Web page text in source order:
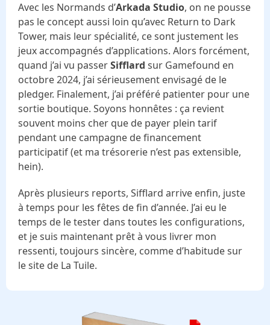
Avec les Normands d’Arkada Studio, on ne pousse
pas le concept aussi loin qu’avec Return to Dark
Tower, mais leur spécialité, ce sont justement les
jeux accompagnés d’applications. Alors forcément,
quand j’ai vu passerSifflard sur Gamefound en
octobre 2024, j’ai sérieusement envisagé de le
pledger. Finalement, j’ai préféré patienter pour une
sortie boutique. Soyons honnêtes : ça revient
souvent moins cher que de payer plein tarif
pendant une campagne de financement
participatif (et ma trésorerie n’est pas extensible,
hein).
Après plusieurs reports, Sifflard arrive enfin, juste
à temps pour les fêtes de fin d’année. J’ai eu le
temps de le tester dans toutes les configurations,
et je suis maintenant prêt à vous livrer mon
ressenti, toujours sincère, comme d’habitude sur
le site de La Tuile.